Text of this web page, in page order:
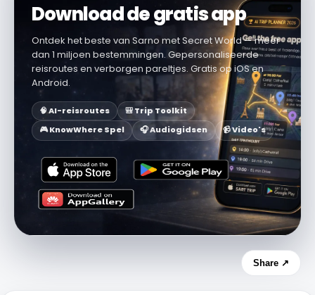
Download de gratis app
Ontdek het beste van Sarno met Secret World — meer
dan 1 miljoen bestemmingen. Gepersonaliseerde
reisroutes en verborgen pareltjes. Gratis op iOS en
Android.
🧠 AI-reisroutes
🎒 Trip Toolkit
🎮 KnowWhere Spel
🎧 Audiogidsen 📹 Video's
Share ↗